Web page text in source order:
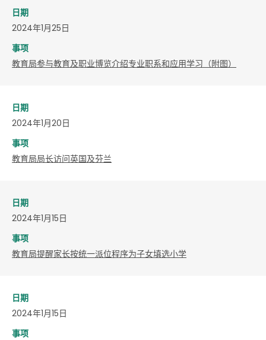
日期
2024年1月25日
事项
教育局参与教育及职业博览介绍专业职系和应用学习（附图）
日期
2024年1月20日
事项
教育局局长访问英国及芬兰
日期
2024年1月15日
事项
教育局提醒家长按统一派位程序为子女填选小学
日期
2024年1月15日
事项